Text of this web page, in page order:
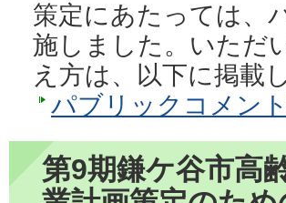
策定にあたっては、
施しました。いただ
え方は、以下に掲載
パブリックコメン
第9期鎌ケ谷市高